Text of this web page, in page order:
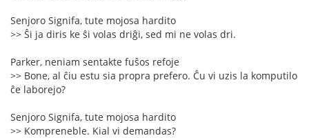
Senjoro Signifa, tute mojosa hardito
>> Ŝi ja diris ke ŝi volas driĝi, sed mi ne volas dri.
Parker, neniam sentakte fuŝos refoje
>> Bone, al ĉiu estu sia propra prefero. Ĉu vi uzis la komputilo
ĉe laborejo?
Senjoro Signifa, tute mojosa hardito
>> Kompreneble. Kial vi demandas?